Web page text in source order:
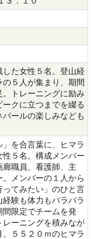
した女性５名。登山経
５人が集まり、期間
。トレーニングに励み
クに立つまでを綴る
ールの楽しみなども
」を合言葉に、ヒマラ
５名。構成メンバー
職員、看護師、主
メンバーの１人から
ってみたい」のひと言
験も体力もバラバラ
限定でチームを発
レーニングを積みなが
、５５２０ｍのヒマラ